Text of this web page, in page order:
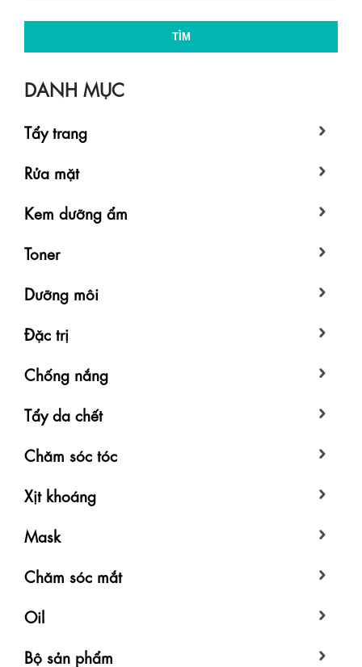
TÌM
DANH MỤC
Tẩy trang
Rửa mặt
Kem dưỡng ẩm
Toner
Dưỡng môi
Đặc trị
Chống nắng
Tẩy da chết
Chăm sóc tóc
Xịt khoáng
Mask
Chăm sóc mắt
Oil
Bộ sản phẩm